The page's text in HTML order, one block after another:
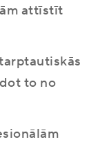
attīstīt
to no